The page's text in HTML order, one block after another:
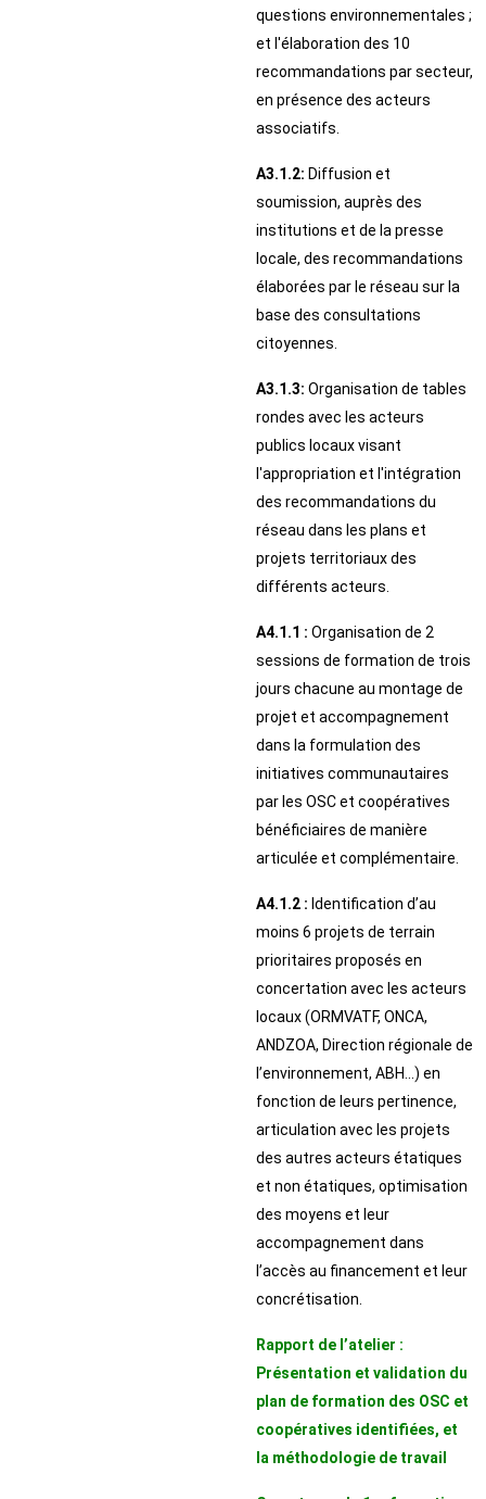
questions environnementales ;
et l'élaboration des 10
recommandations par secteur,
en présence des acteurs
associatifs.
A3.1.2: Diffusion et
soumission, auprès des
institutions et de la presse
locale, des recommandations
élaborées par le réseau sur la
base des consultations
citoyennes.
A3.1.3: Organisation de tables
rondes avec les acteurs
publics locaux visant
l'appropriation et l'intégration
des recommandations du
réseau dans les plans et
projets territoriaux des
différents acteurs.
A4.1.1 : Organisation de 2
sessions de formation de trois
jours chacune au montage de
projet et accompagnement
dans la formulation des
initiatives communautaires
par les OSC et coopératives
bénéficiaires de manière
articulée et complémentaire.
A4.1.2 : Identification d’au
moins 6 projets de terrain
prioritaires proposés en
concertation avec les acteurs
locaux (ORMVATF, ONCA,
ANDZOA, Direction régionale de
l’environnement, ABH...) en
fonction de leurs pertinence,
articulation avec les projets
des autres acteurs étatiques
et non étatiques, optimisation
des moyens et leur
accompagnement dans
l’accès au financement et leur
concrétisation.
Rapport de l’atelier :
Présentation et validation du
plan de formation des OSC et
coopératives identifiées, et
la méthodologie de travail